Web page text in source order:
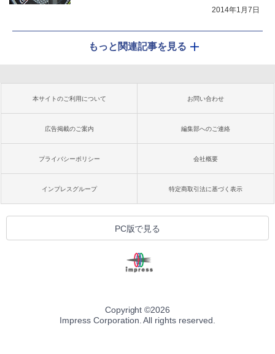
2014年1月7日
もっと関連記事を見る
本サイトのご利用について お問い合わせ
広告掲載のご案内 編集部へのご連絡
プライバシーポリシー 会社概要
インプレスグループ 特定商取引法に基づく表示
PC版で見る
Copyright ©2026
Impress Corporation. All rights reserved.